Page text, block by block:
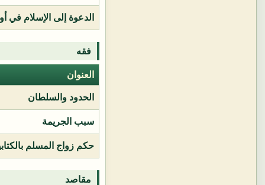
الدعوة إلى الإسلام في
فقه
العنوان
الحدود والسلطان
سبب الجريمة
حكم زواج المسلم
مقاصد